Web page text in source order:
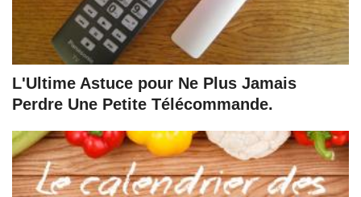
L'Ultime Astuce pour Ne Plus Jamais
Perdre Une Petite Télécommande.